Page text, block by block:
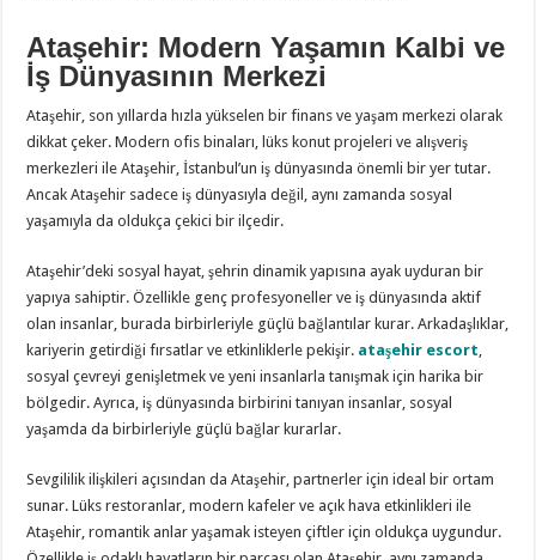
Ataşehir: Modern Yaşamın Kalbi ve
İş Dünyasının Merkezi
Ataşehir, son yıllarda hızla yükselen bir finans ve yaşam merkezi olarak
dikkat çeker. Modern ofis binaları, lüks konut projeleri ve alışveriş
merkezleri ile Ataşehir, İstanbul’un iş dünyasında önemli bir yer tutar.
Ancak Ataşehir sadece iş dünyasıyla değil, aynı zamanda sosyal
yaşamıyla da oldukça çekici bir ilçedir.
Ataşehir’deki sosyal hayat, şehrin dinamik yapısına ayak uyduran bir
yapıya sahiptir. Özellikle genç profesyoneller ve iş dünyasında aktif
olan insanlar, burada birbirleriyle güçlü bağlantılar kurar. Arkadaşlıklar,
kariyerin getirdiği fırsatlar ve etkinliklerle pekişir. ataşehir escort,
sosyal çevreyi genişletmek ve yeni insanlarla tanışmak için harika bir
bölgedir. Ayrıca, iş dünyasında birbirini tanıyan insanlar, sosyal
yaşamda da birbirleriyle güçlü bağlar kurarlar.
Sevgililik ilişkileri açısından da Ataşehir, partnerler için ideal bir ortam
sunar. Lüks restoranlar, modern kafeler ve açık hava etkinlikleri ile
Ataşehir, romantik anlar yaşamak isteyen çiftler için oldukça uygundur.